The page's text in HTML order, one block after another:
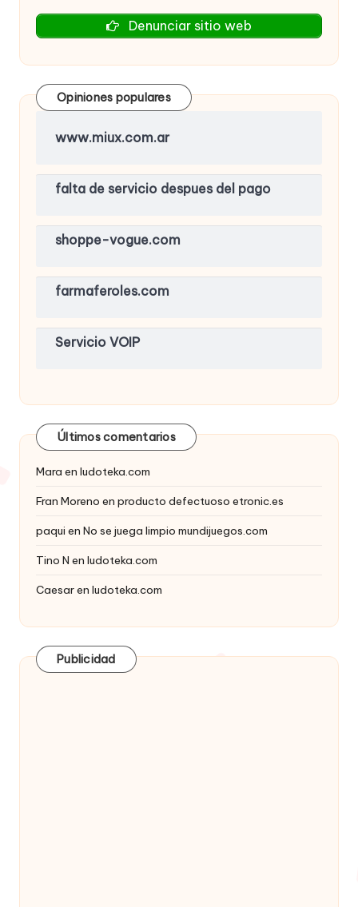
Denunciar sitio web
Opiniones populares
www.miux.com.ar
falta de servicio despues del pago
shoppe-vogue.com
farmaferoles.com
Servicio VOIP
Últimos comentarios
Mara en ludoteka.com
Fran Moreno en producto defectuoso etronic.es
paqui en No se juega limpio mundijuegos.com
Tino N en ludoteka.com
Caesaren ludoteka.com
Publicidad